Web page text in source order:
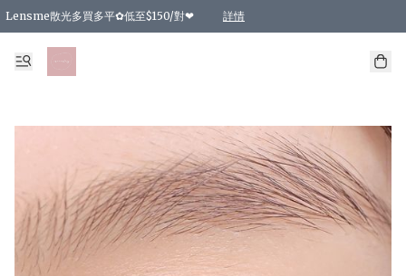
Lensme散光多買多平✿低至$150/對❤ 詳情
台灣Karacon⁩✧日拋 特價清貨❁⃘
日本韓國多款日/月拋現貨☼ 特價❤︎數量有限 售完即止
🇰🇷韓國多款月拋現貨 特價兩對$99✿數量有限 售完即止♫
精選商品，任選買2件或以上9 折；買4件或以上85 折；買6件或以上8 折
精選商品，任選買2件HKD 140.00；買4件HKD 260.00
精選商品，任選買2件HKD 190.00；買4件HKD 360.00
精選商品，任選買2件HKD 110.00；買4件HKD 180.00
精選商品，任選買2件HKD 170.00；買4件HKD 320.00
精選商品，任選買2件或以上減HKD 148.00
精選商品，任選買2件或以上減HKD 148.00
精選商品，任選買2件或以上95 折；買4件或以上9 折；買6件或以上85 折；買8件
精選商品，任選買12件或以上87 折
精選商品，任選買2件或以上減HKD 16.00；買4件或以上減HKD 32.00；買6
精選商品，任選買2件或以上95 折；買4件或以上9 折；買8件或以上85 折；買12
購物滿 HKD 800.00即享免運費優惠！（適用於 特定的送貨方式 )